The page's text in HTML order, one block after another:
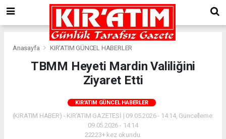
Anasayfa KIR'ATIM GÜNCEL HABERLER
TBMM Heyeti Mardin Valiliğini
Ziyaret Etti
KIR'ATIM GÜNCEL HABERLER
(KIRATIM HABER) - KIR'ATIM GAZETESİ | 09.05.2026 - 14:14, Güncelleme:
09.05.2026 - 14:14
22223+ kez okundu.